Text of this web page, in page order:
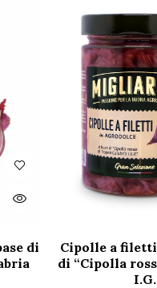
di
Cipolle a filetti
di “Cipolla